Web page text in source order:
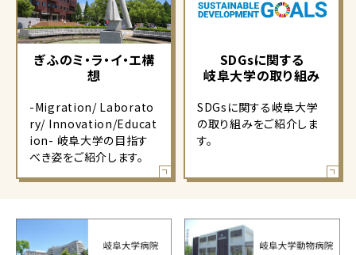
ぎふのミ・ラ・イ・エ構
想
-Migration/ Laborato
ry/ Innovation/Educat
ion- 岐阜大学の目指す
べき姿をご紹介します。
SDGsに関する
岐阜大学の取り組み
SDGsに関する岐阜大学
の取り組みをご紹介しま
す。